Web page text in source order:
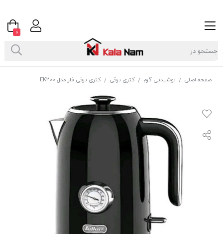
صفحه اصلی / نوشیدنی گرم / کتری برقی / کتری برقی فلر مدل EK200
0